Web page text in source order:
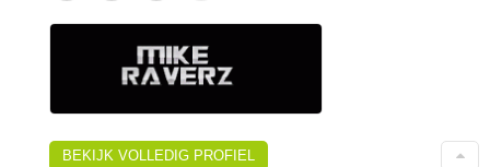
BEKIJK VOLLEDIG PROFIEL